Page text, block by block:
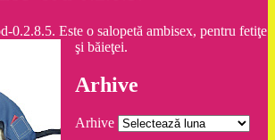
0.2.8.5. Este o salopetă ambisex, pentru fetiţe
şi băieţei.
Arhive
Arhive